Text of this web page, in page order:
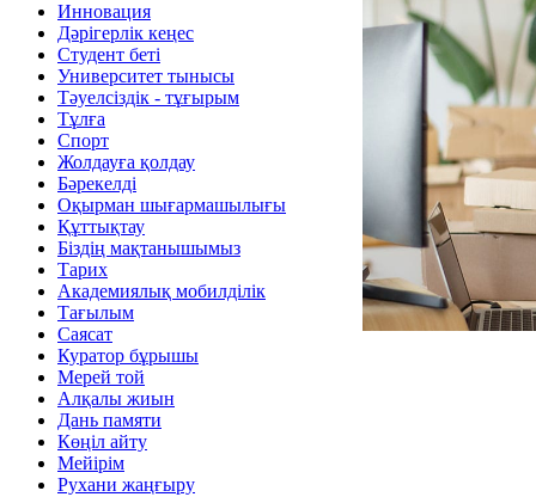
Инновация
Дәрігерлік кеңес
Студент беті
Университет тынысы
Тәуелсіздік - тұғырым
Тұлға
Спорт
Жолдауға қолдау
Бәрекелді
Оқырман шығармашылығы
Құттықтау
Біздің мақтанышымыз
Тарих
Академиялық мобилділік
Тағылым
Саясат
Куратор бұрышы
Мерей той
Алқалы жиын
Дань памяти
Көңіл айту
Мейірім
Рухани жаңғыру